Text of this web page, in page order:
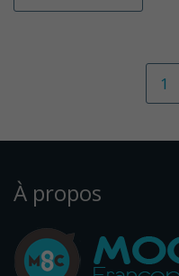
1
À propos